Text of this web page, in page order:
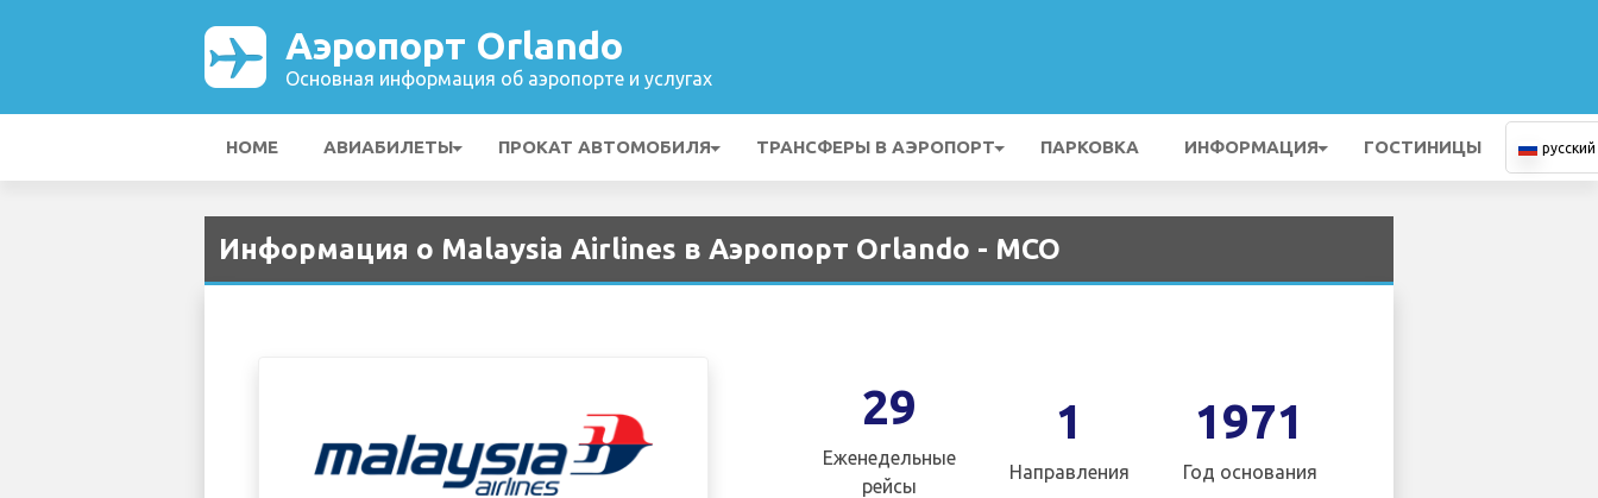
Аэропорт Orlando
Основная информация об аэропорте и услугах
HOME АВИАБИЛЕТЫ ПРОКАТ АВТОМОБИЛЯ ТРАНСФЕРЫ В АЭРОПОРТ ПАРКОВКА ИНФОРМАЦИЯ ГОСТИНИЦЫ русский
Информация о Malaysia Airlines в Аэропорт Orlando - MCO
29
Еженедельные
рейсы
1
Направления
1971
Год основания